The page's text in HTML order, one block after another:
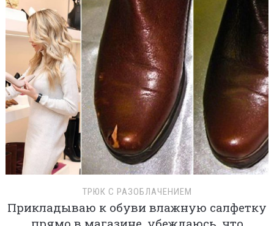
ТРЮК С РАЗОБЛАЧЕНИЕМ
Прикладываю к обуви влажную салфетку